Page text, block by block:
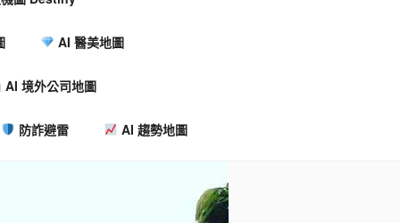
AI 醫美地圖
AI 境外公司地圖
防詐避雷 AI 趨勢地圖